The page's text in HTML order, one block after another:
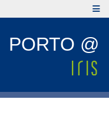
PORTO @